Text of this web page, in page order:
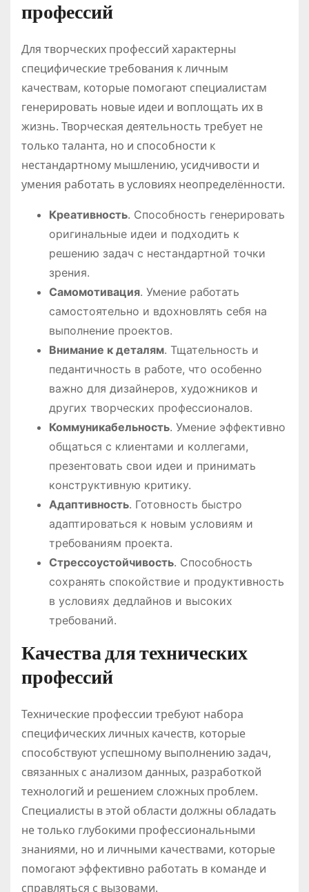
профессий
Для творческих профессий характерны
специфические требования к личным
качествам, которые помогают специалистам
генерировать новые идеи и воплощать их в
жизнь. Творческая деятельность требует не
только таланта, но и способности к
нестандартному мышлению, усидчивости и
умения работать в условиях неопределённости.
Креативность. Способность генерировать
оригинальные идеи и подходить к
решению задач с нестандартной точки
зрения.
Самомотивация. Умение работать
самостоятельно и вдохновлять себя на
выполнение проектов.
Внимание к деталям. Тщательность и
педантичность в работе, что особенно
важно для дизайнеров, художников и
других творческих профессионалов.
Коммуникабельность. Умение эффективно
общаться с клиентами и коллегами,
презентовать свои идеи и принимать
конструктивную критику.
Адаптивность. Готовность быстро
адаптироваться к новым условиям и
требованиям проекта.
Стрессоустойчивость. Способность
сохранять спокойствие и продуктивность
в условиях дедлайнов и высоких
требований.
Качества для технических
профессий
Технические профессии требуют набора
специфических личных качеств, которые
способствуют успешному выполнению задач,
связанных с анализом данных, разработкой
технологий и решением сложных проблем.
Специалисты в этой области должны обладать
не только глубокими профессиональными
знаниями, но и личными качествами, которые
помогают эффективно работать в команде и
справляться с вызовами.